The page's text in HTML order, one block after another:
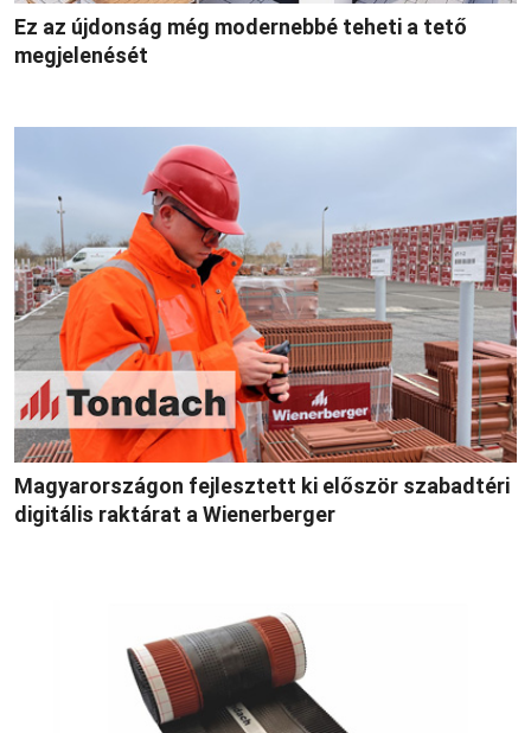
Ez az újdonság még modernebbé teheti a tető
megjelenését
Magyarországon fejlesztett ki először szabadtéri
digitális raktárat a Wienerberger